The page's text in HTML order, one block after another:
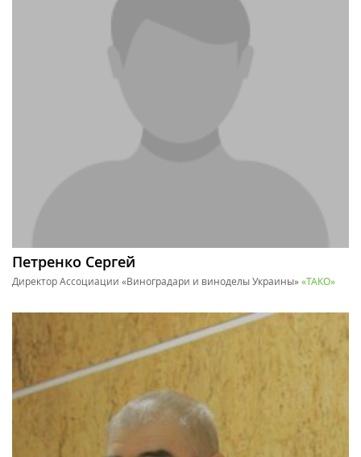
Петренко Сергей
Директор Ассоциации «Виноградари и виноделы Украины»«ТАКО»